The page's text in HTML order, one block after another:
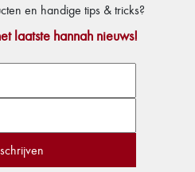
en handige tips & tricks?
laatste hannah nieuws!